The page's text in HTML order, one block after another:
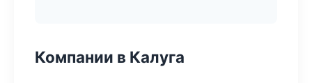
Компании в Калуга